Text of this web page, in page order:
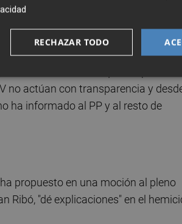
empresa privada y pública".
y el PSPV a Grezzi", ha
sin la necesidad de que la oposición
no actúan con transparencia y
ha informado al PP y al resto de
propuesto en una moción al pleno
Ribó, "dé explicaciones" en el
RECHAZAR TODO